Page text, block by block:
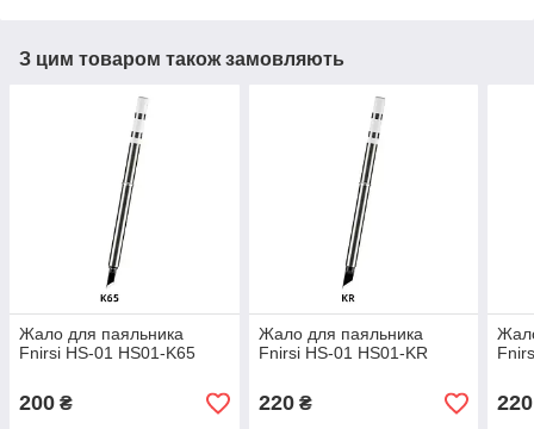
З цим товаром також замовляють
Жало для паяльника
Fnirsi HS-01 HS01-K65
200 ₴
Жало для паяльника
Fnirsi HS-01 HS01-KR
220₴ 220